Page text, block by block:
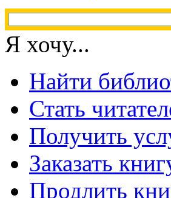
Я хочу...
Найти
Стать
Получить
Заказать
Продлить